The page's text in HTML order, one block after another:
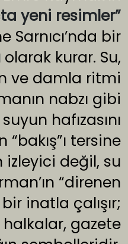
yeni resimler”
Sarnıcı’nda bir
olarak kurar. Su,
ve damla ritmi
nabzı gibi
hafızasını
“bakış”ı tersine
değil, su
“direnen
inatla çalışır;
halkalar, gazete